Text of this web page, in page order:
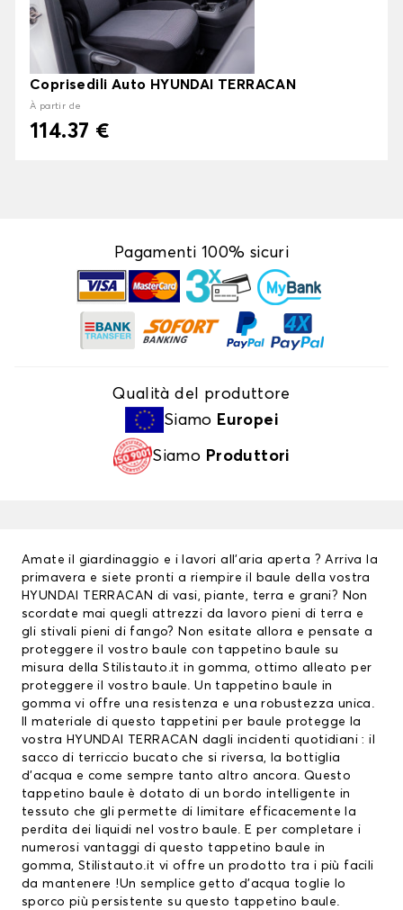
Coprisedili Auto HYUNDAI TERRACAN
À partir de
114.37 €
Pagamenti 100% sicuri
Qualità del produttore
Siamo Europei
Siamo Produttori
Amate il giardinaggio e i lavori all’aria aperta ? Arriva la
primavera e siete pronti a riempire il baule della vostra
HYUNDAI TERRACAN di vasi, piante, terra e grani? Non
scordate mai quegli attrezzi da lavoro pieni di terra e
gli stivali pieni di fango? Non esitate allora e pensate a
proteggere il vostro baule con tappetino baule su
misura della Stilistauto.it in gomma, ottimo alleato per
proteggere il vostro baule. Un tappetino baule in
gomma vi offre una resistenza e una robustezza unica.
Il materiale di questo tappetini per bauleprotegge la
vostra HYUNDAI TERRACAN dagli incidenti quotidiani : il
sacco di terriccio bucato che si riversa, la bottiglia
d’acqua e come sempre tanto altro ancora. Questo
tappetino baule è dotato di un bordo intelligente in
tessuto che gli permette di limitare efficacemente la
perdita dei liquidi nel vostro baule. E per completare i
numerosi vantaggi di questo tappetino baule in
gomma, Stilistauto.it vi offre un prodotto tra i più facili
da mantenere !Un semplice getto d’acqua toglie lo
sporco più persistente su questo tappetino baule.